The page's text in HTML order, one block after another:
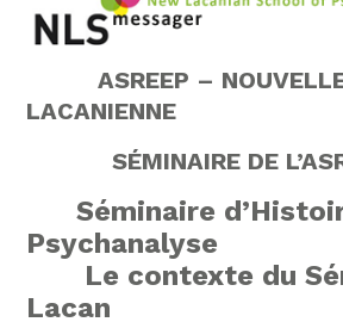
ASREEP –
LACANIENNE
SÉMINAIRE DE
Séminaire
Psychanalyse
Le contexte du
Lacan